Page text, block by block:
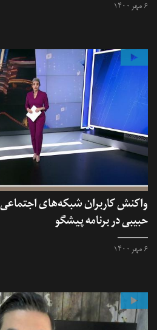
۶ مهر ۱۴۰۰
واکنش کاربران شبکه‌های اجتماعی
حبیبی در برنامه پیشگو
۶ مهر ۱۴۰۰